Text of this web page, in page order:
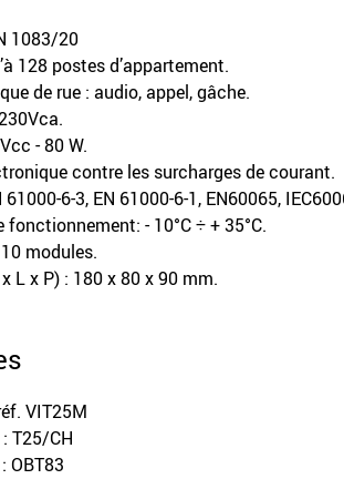
1083/20
128 postes d’appartement.
de rue : audio, appel, gâche.
- 80 W.
contre les surcharges de courant.
61000-6-3, EN 61000-6-1, EN60065,
fonctionnement: - 10°C ÷ + 35°C.
modules.
L x P) : 180 x 80 x 90 mm.
VIT25M
: T25/CH
OBT83